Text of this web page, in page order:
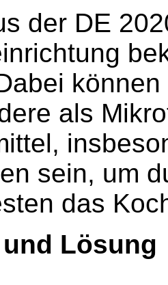
der DE
als
sein, um
das
Lösung